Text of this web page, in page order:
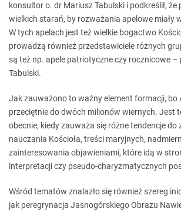
konsultor o. dr Mariusz Tabulski i podkreślił, że
wielkich starań, by rozważania apelowe miały
W tych apelach jest też wielkie bogactwo
prowadzą również przedstawiciele różnych
są też np. apele patriotyczne czy rocznicowe –
Tabulski.
Jak zauważono to ważny element formacji, bo
przeciętnie do dwóch milionów wiernych. Jest
obecnie, kiedy zauważa się różne tendencje do
nauczania Kościoła, treści maryjnych,
zainteresowania objawieniami, które idą w
interpretacji czy pseudo-charyzmatycznych
Wśród tematów znalazło się również szereg
jak peregrynacja Jasnogórskiego Obrazu